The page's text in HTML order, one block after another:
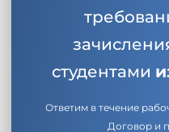
студентами
Ответим в течение
Договор и